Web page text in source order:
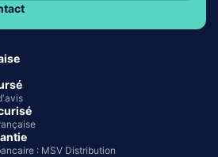
: MSV Distribution